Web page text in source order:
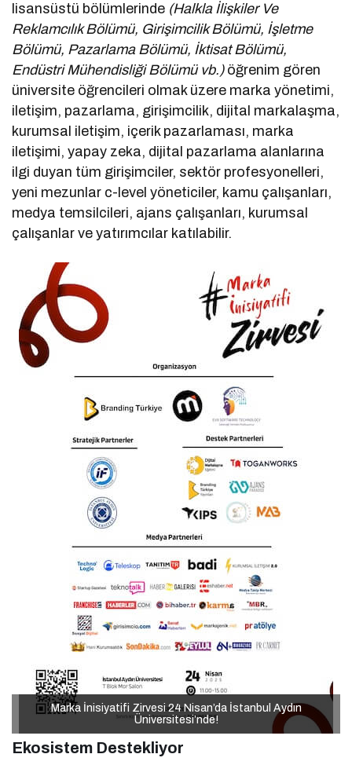
lisansüstü bölümlerinde (Halkla İlişkiler Ve
Reklamcılık Bölümü, Girişimcilik Bölümü, İşletme
Bölümü, Pazarlama Bölümü, İktisat Bölümü,
Endüstri Mühendisliği Bölümü vb.)öğrenim gören
üniversite öğrencileri olmak üzere marka yönetimi,
iletişim, pazarlama, girişimcilik, dijital markalaşma,
kurumsal iletişim, içerik pazarlaması, marka
iletişimi, yapay zeka, dijital pazarlama alanlarına
ilgi duyan tüm girişimciler, sektör profesyonelleri,
yeni mezunlar c-level yöneticiler, kamu çalışanları,
medya temsilcileri, ajans çalışanları, kurumsal
çalışanlar ve yatırımcılar katılabilir.
Marka İnisiyatifi Zirvesi 24 Nisan’da İstanbul Aydın
Üniversitesi’nde!
Marka İnisiyatifi Zirvesi 24 Nisan’da İstanbul Aydın
Üniversitesi’nde!
Ekosistem Destekliyor